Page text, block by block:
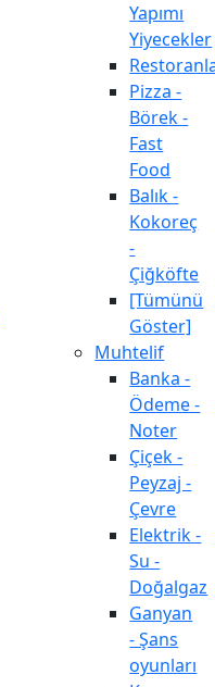
Yapımı
Yiyecekler
Pizza -
Börek -
Fast
Food
Balık -
Kokoreç
-
Çiğköfte
[Tümünü
Göster]
Muhtelif
Banka -
Ödeme -
Noter
Çiçek -
Peyzaj -
Çevre
Elektrik -
Su -
Doğalgaz
Ganyan
- Şans
oyunları